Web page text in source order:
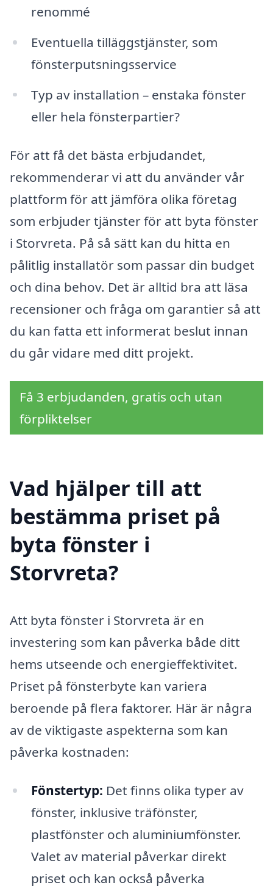
renommé
Eventuella tilläggstjänster, som
fönsterputsningsservice
Typ av installation – enstaka fönster
eller hela fönsterpartier?
För att få det bästa erbjudandet,
rekommenderar vi att du använder vår
plattform för att jämföra olika företag
som erbjuder tjänster för att byta fönster
i Storvreta. På så sätt kan du hitta en
pålitlig installatör som passar din budget
och dina behov. Det är alltid bra att läsa
recensioner och fråga om garantier så att
du kan fatta ett informerat beslut innan
du går vidare med ditt projekt.
Få 3 erbjudanden, gratis och utan
förpliktelser
Vad hjälper till att
bestämma priset på
byta fönster i
Storvreta?
Att byta fönster i Storvreta är en
investering som kan påverka både ditt
hems utseende och energieffektivitet.
Priset på fönsterbyte kan variera
beroende på flera faktorer. Här är några
av de viktigaste aspekterna som kan
påverka kostnaden:
Fönstertyp: Det finns olika typer av
fönster, inklusive träfönster,
plastfönster och aluminiumfönster.
Valet av material påverkar direkt
priset och kan också påverka